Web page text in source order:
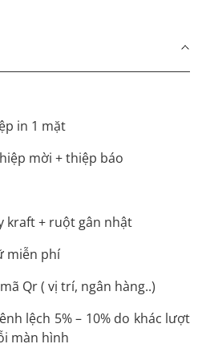
in 1 mặt
mời + thiệp báo
kraft + ruột gân nhật
miễn phí
Qr ( vị trí, ngân hàng..)
lệch 5% – 10% do khác lượt
màn hình